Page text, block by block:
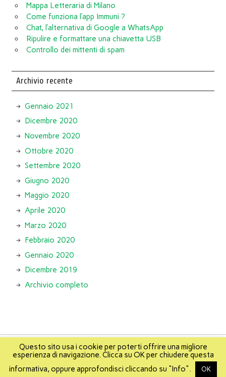
Mappa Letteraria di Milano
Come funziona l’app Immuni ?
Chat, l’alternativa di Google a WhatsApp
Ripulire e formattare una chiavetta USB
Controllo dei mittenti di spam
Archivio recente
Gennaio 2021
Dicembre 2020
Novembre 2020
Ottobre 2020
Settembre 2020
Giugno 2020
Maggio 2020
Aprile 2020
Marzo 2020
Febbraio 2020
Gennaio 2020
Dicembre 2019
Archivio completo
About Info About Mikis Mappa del sito
Questo sito usa i cookie per poterti offrire una migliore
esperienza di navigazione. Clicca su OK per chiudere questa
informativa, oppure approfondisci cliccando su "Info".
OK